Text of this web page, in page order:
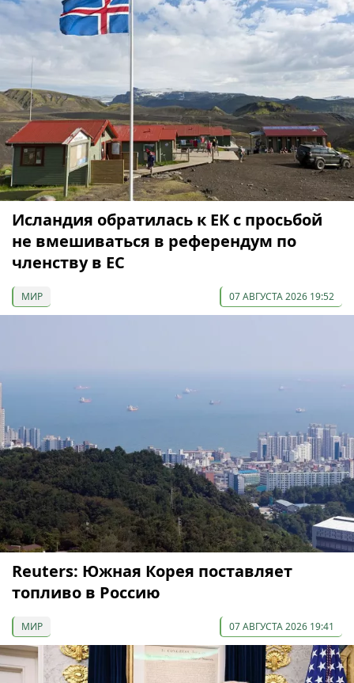
Исландия обратилась к ЕК с просьбой
не вмешиваться в референдум по
членству в ЕС
МИР 07 АВГУСТА 2026 19:52
Reuters: Южная Корея поставляет
топливо в Россию
МИР 07 АВГУСТА 2026 19:41